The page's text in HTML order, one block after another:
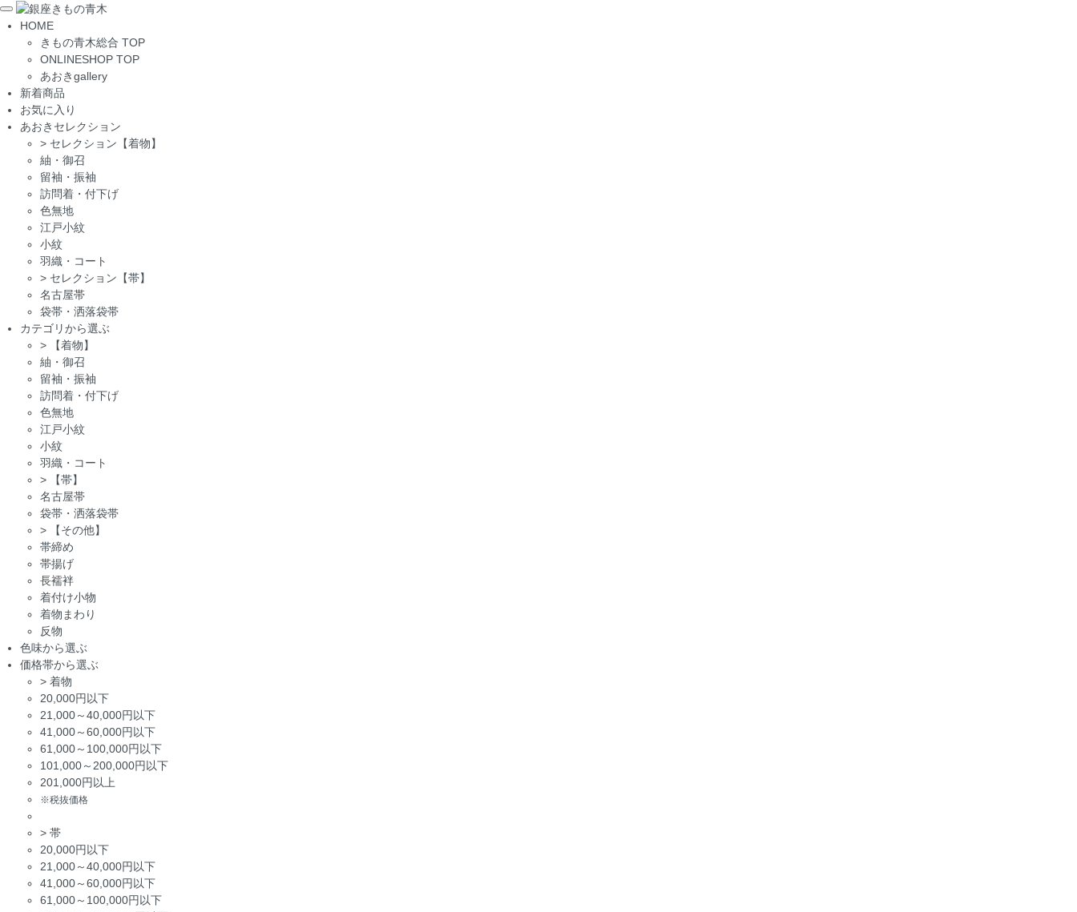
Toggle
navigation
HOME
きもの青木総合 TOP
ONLINESHOP TOP
あおきgallery
新着商品
お気に入り
あおきセレクション
> セレクション【着物】
紬・御召
留袖・振袖
訪問着・付下げ
色無地
江戸小紋
小紋
羽織・コート
> セレクション【帯】
名古屋帯
袋帯・洒落袋帯
カテゴリから選ぶ
>
【着物】
紬・御召
留袖・振袖
訪問着・付下げ
色無地
江戸小紋
小紋
羽織・コート
>
【帯】
名古屋帯
袋帯・洒落袋帯
>
【その他】
帯締め
帯揚げ
長襦袢
着付け小物
着物まわり
反物
色味から選ぶ
価格帯から選ぶ
> 着物
20,000円以下
21,000～40,000円以下
41,000～60,000円以下
61,000～100,000円以下
101,000～200,000円以下
201,000円以上
※税抜価格
> 帯
20,000円以下
21,000～40,000円以下
41,000～60,000円以下
61,000～100,000円以下